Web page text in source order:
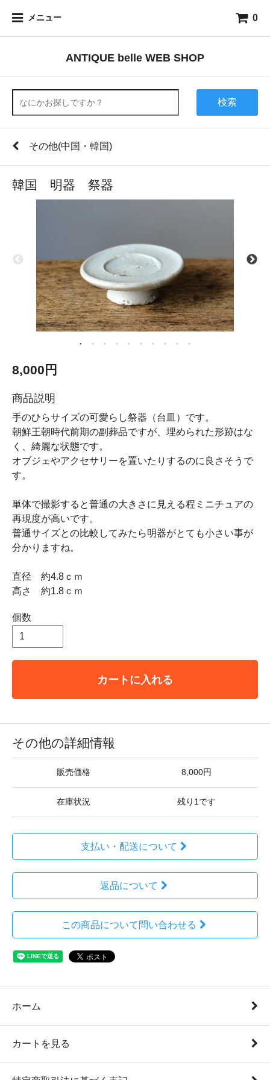
メニュー 0
ANTIQUE belle WEB SHOP
検索
その他(中国・韓国)
韓国 明器 祭器
8,000円
商品説明
手のひらサイズの可愛らし祭器（台皿）です。
朝鮮王朝時代前期の副葬品ですが、埋められた形跡はな
く、綺麗な状態です。
オブジェやアクセサリーを置いたりするのに良さそうで
す。
単体で撮影すると普通の大きさに見える程ミニチュアの
再現度が高いです。
普通サイズとの比較してみたら明器がとても小さい事が
分かりますね。
直径 約4.8ｃｍ
高さ 約1.8ｃｍ
個数
カートに入れる
その他の詳細情報
販売価格 8,000円
在庫状況 残り1です
支払い・配送について
返品について
この商品について問い合わせる
ホーム
カートを見る